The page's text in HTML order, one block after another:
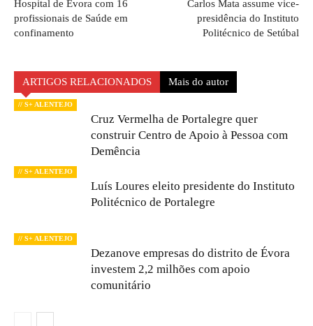
Hospital de Évora com 16
profissionais de Saúde em
confinamento
Carlos Mata assume vice-
presidência do Instituto
Politécnico de Setúbal
ARTIGOS RELACIONADOS Mais do autor
// S+ ALENTEJO
Cruz Vermelha de Portalegre quer
construir Centro de Apoio à Pessoa com
Demência
// S+ ALENTEJO
Luís Loures eleito presidente do Instituto
Politécnico de Portalegre
// S+ ALENTEJO
Dezanove empresas do distrito de Évora
investem 2,2 milhões com apoio
comunitário